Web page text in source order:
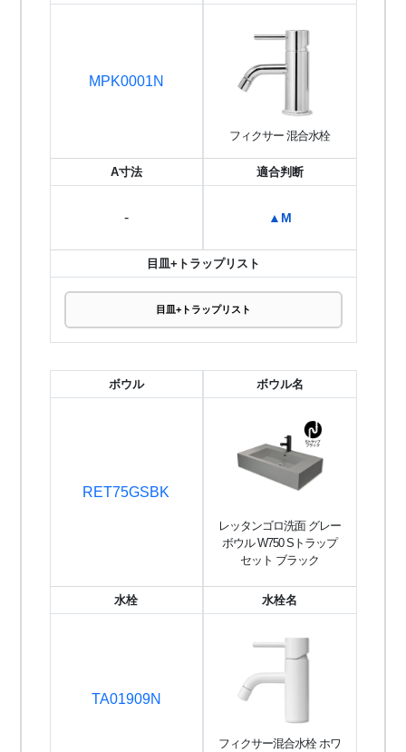
MPK0001N
フィクサー 混合水栓
A寸法
-
適合判断
▲M
目皿+トラップリスト
目皿+トラップリスト
ボウル
RET75GSBK
ボウル名
レッタンゴロ洗面 グレー
ボウル W750 Sトラップ
セット ブラック
水栓
TA01909N
水栓名
フィクサー混合水栓 ホワ